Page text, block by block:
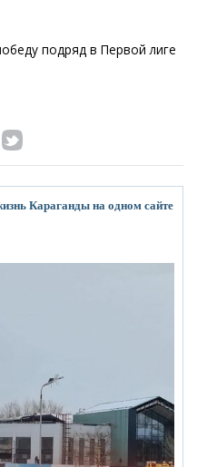
подряд в Первой лиге
Караганды на одном сайте